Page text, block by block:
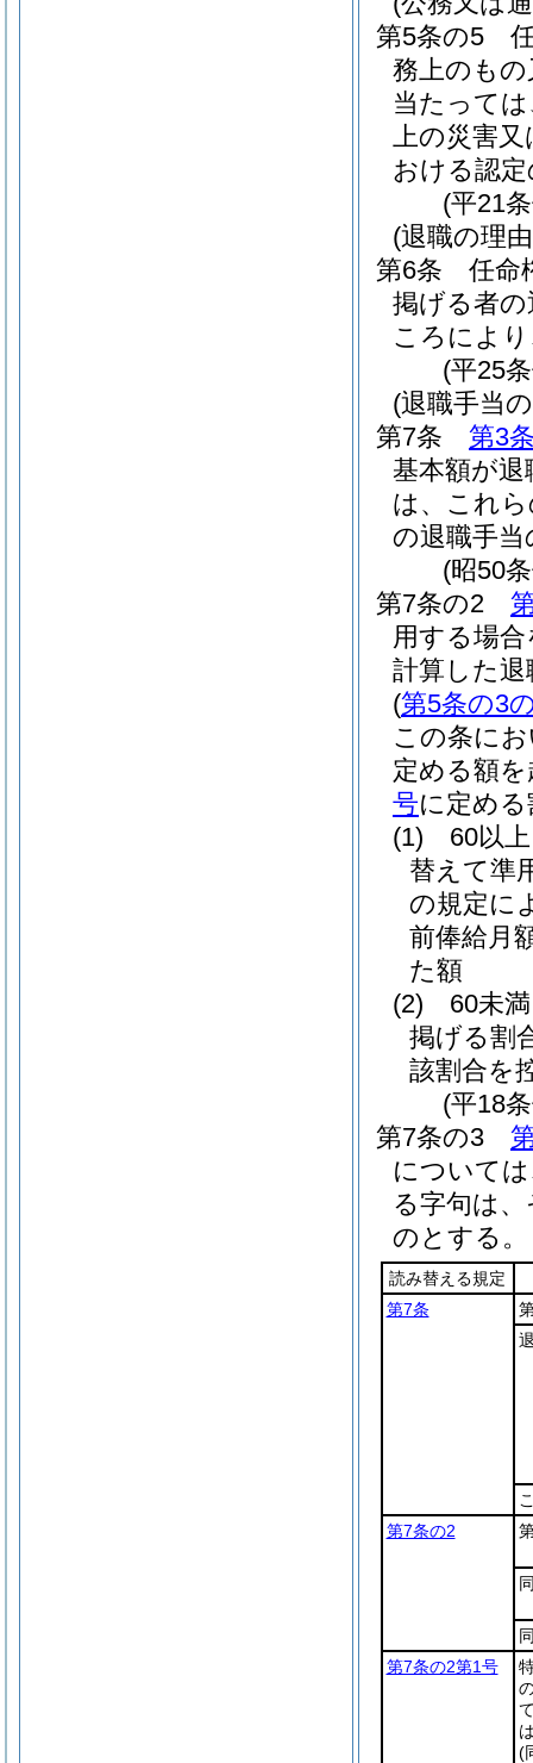
第5条の5
務上のも
当たって
上の災害
おける認
(平21
(退職の理
第6条
任命
掲げる者
ころによ
(平25
(退職手当
第7条
第3
基本額が
は、これ
の退職手
(昭50
第7条の2
用する場
計算した
(第5条の3
この条に
定める額
号に定め
(1)
60以
替えて準
の規定に
前俸給月
た額
(2)
60未
掲げる割
該割合を
(平18
第7条の3
について
る字句は
のとする。
読み替える規定
第7条
第7条の2
第7条の2第1号
(